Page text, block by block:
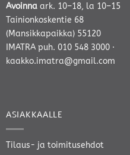
Avoinna ark. 10–18, la 10–15
Tainionkoskentie 68
(Mansikkapaikka) 55120
IMATRA puh. 010 548 3000 ·
kaakko.imatra@gmail.com
ASIAKKAALLE
Tilaus- ja toimitusehdot